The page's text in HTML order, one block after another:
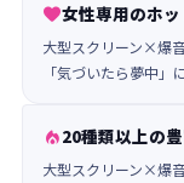
女性専用のホ
大型スクリーン×爆
「気づいたら夢中」
20種類以上の
大型スクリーン×爆